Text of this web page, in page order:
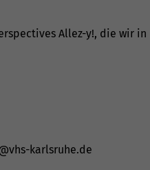
Allez-y!, die wir in
karlsruhe.de